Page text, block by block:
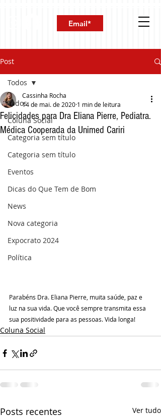
Post
Todos
Coluna Social
Categoria sem título
Categoria sem título
Eventos
Dicas do Que Tem de Bom
News
Nova categoria
Expocrato 2024
Política
Todos
Felicidades para Dra Eliana Pierre, Pediatra.
Médica Cooperada da Unimed Cariri
Cassinha Rocha
14 de mai. de 2020 1 min de leitura
Parabéns Dra. Eliana Pierre, muita saúde, paz e
luz na sua vida. Que você sempre transmita essa
sua positividade para as pessoas. Vida longa!
Coluna Social
Posts recentes Ver tudo